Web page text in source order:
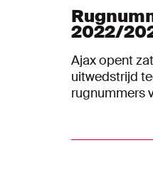
2022/
Ajax opent
uitwedstrijd
rugnummers
zolang de